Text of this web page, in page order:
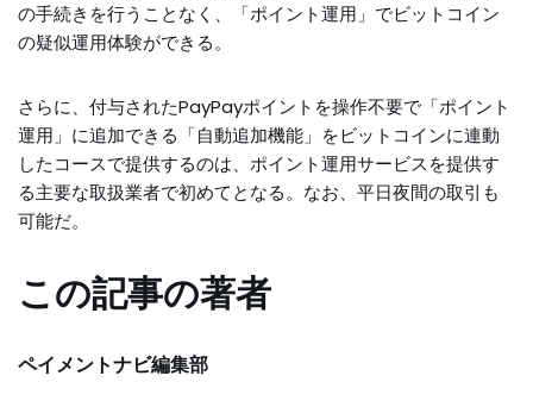
の手続きを行うことなく、「ポイント運用」でビットコイン
の疑似運用体験ができる。
さらに、付与されたPayPayポイントを操作不要で「ポイント
運用」に追加できる「自動追加機能」をビットコインに連動
したコースで提供するのは、ポイント運用サービスを提供す
る主要な取扱業者で初めてとなる。なお、平日夜間の取引も
可能だ。
この記事の著者
ペイメントナビ編集部